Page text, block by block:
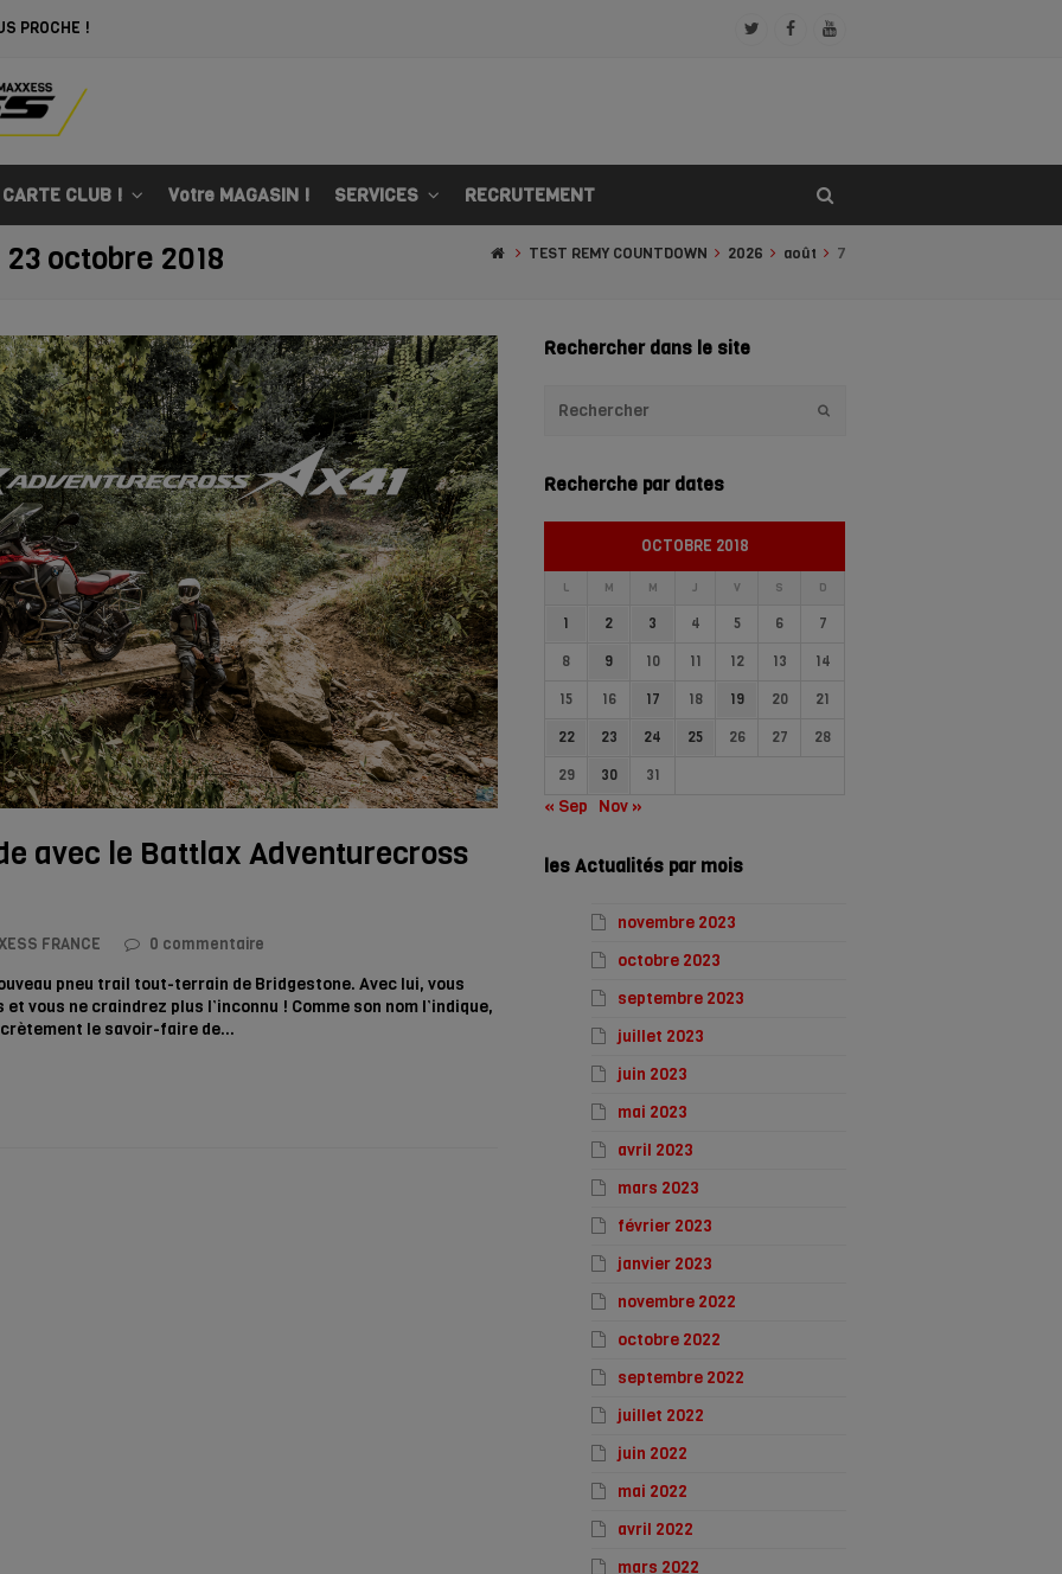
PROCHE !
TwitterFacebookYoutube
CLUB ! Votre MAGASIN ! SERVICES RECRUTEMENT
octobre 2018 TEST REMY COUNTDOWN 2026 août 7
avec le Battlax Adventurecross
FRANCE 0 commentaire
pneu trail tout-terrain de Bridgestone. Avec lui, vous
vous ne craindrez plus l’inconnu ! Comme son nom l’indique,
le savoir-faire de…
Rechercher dans le site
Recherche par dates
OCTOBRE 2018
L M M J V S D
1 2 3 4 5 6
7
8
9 10 11 12 13
14
15
16 17 18 19 20
21
22
23 24 25 26 27
28
29
30 31
« Sep Nov »
les Actualités par mois
novembre 2023
octobre 2023
septembre 2023
juillet 2023
juin 2023
mai 2023
avril 2023
mars 2023
février 2023
janvier 2023
novembre 2022
octobre 2022
septembre 2022
juillet 2022
juin 2022
mai 2022
avril 2022
mars 2022